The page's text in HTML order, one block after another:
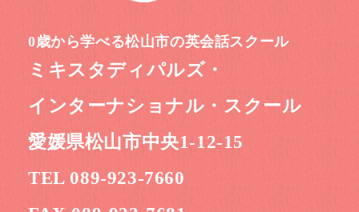
0歳から学べる松山市の英会話スクール
ミキスタディパルズ・
インターナショナル・スクール
愛媛県松山市中央1-12-15
TEL 089-923-7660